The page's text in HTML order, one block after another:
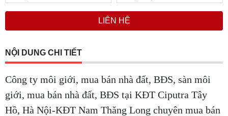
LIÊN HỆ
NỘI DUNG CHI TIẾT
Công ty môi giới, mua bán nhà đất, BĐS, sàn môi
giới, mua bán nhà đất, BĐS tại KĐT Ciputra Tây
Hồ, Hà Nội-KĐT Nam Thăng Long chuyên mua bán